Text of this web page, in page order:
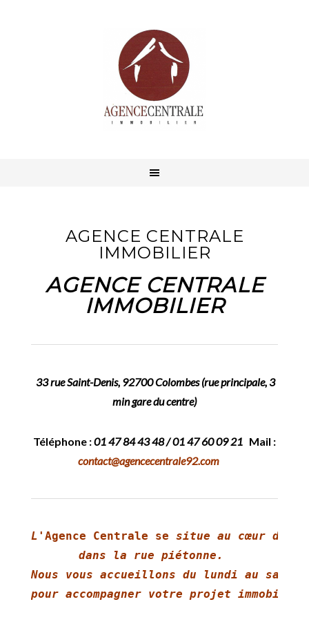
AGENCE CENTRALE
IMMOBILIER
AGENCE CENTRALE
IMMOBILIER
33 rue Saint-Denis, 92700 Colombes (rue principale, 3
min gare du centre)
Téléphone :01 47 84 43 48 / 01 47 60 09 21 Mail :
contact@agencecentrale92.com
L' Agence Centrale se situe au cœur de
dans la rue piétonne.
Nous vous accueillons
pour accompagner votre projet